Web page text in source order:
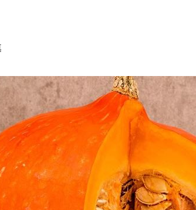
造型意外爆紅
放網路投保
八糟 曹雨婷發聲 13:42
EQ回應奪亞軍 13:37
亦捷懷孕了
管逼洗蛆蟲餐具 13:23